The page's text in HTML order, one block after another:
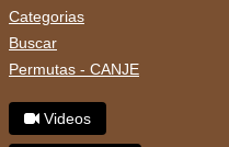
Categorias
Buscar
Permutas - CANJE
Videos